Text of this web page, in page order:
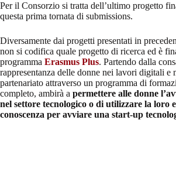
Per il Consorzio si tratta dell’ultimo progetto
questa prima tornata di submissions.
Diversamente dai progetti presentati in
non si codifica quale progetto di ricerca ed è
programma Erasmus Plus. Partendo dalla
rappresentanza delle donne nei lavori digitali e
partenariato attraverso un programma di
completo, ambirà a permettere alle donne
nel settore tecnologico o di utilizzare la loro
conoscenza per avviare una start-up